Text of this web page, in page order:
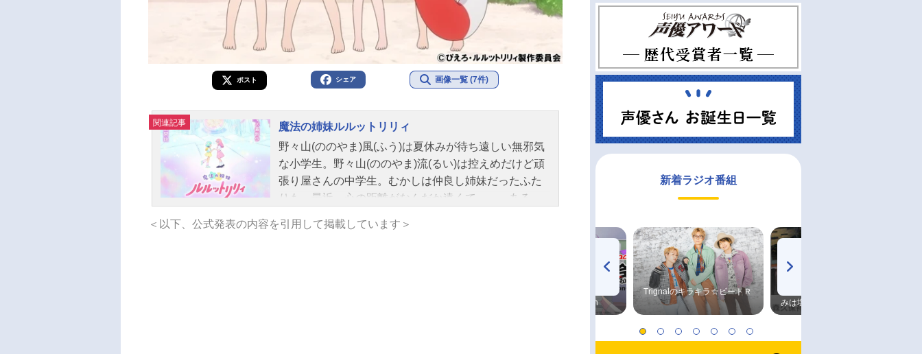
ポスト シェア 画像一覧 (7件)
関連記事
魔法の姉妹ルルットリリィ
野々山(ののやま)風(ふう)は夏休みが待ち遠しい無邪気
な小学生。野々山(ののやま)流(るい)は控えめだけど頑
張り屋さんの中学生。むかしは仲良し姉妹だったふた
りも、最近、心の距離がなんだか遠くて……。ある
る。そして一方で流もまた、素敵な魔法の力を手にし
＜以下、公式発表の内容を引用して掲載しています＞
新着ラジオ番組
radio 大直会 2nd season
Trignalのキラキラ☆ビートＲ
みは塩だけ